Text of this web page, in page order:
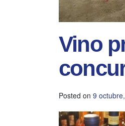
Vino
Posted on 9